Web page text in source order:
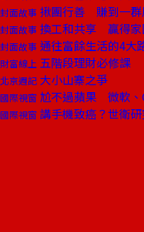
封面故事 揪團行善 賺到一群
封面故事 換工和共享 贏得家
封面故事 通往富餘生活的4大
財富線上 五階段理財必修課
北京週記 大小山寨之爭
國際視窗 尬不過蘋果 微軟、
國際視窗 講手機致癌？世衛研